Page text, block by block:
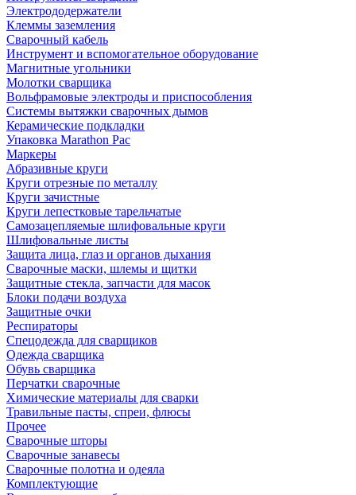
Электрододержатели
Клеммы заземления
Сварочный кабель
Инструмент и вспомогательное оборудование
Магнитные угольники
Молотки сварщика
Вольфрамовые электроды и приспособления
Системы вытяжки сварочных дымов
Керамические подкладки
Упаковка Marathon Pac
Маркеры
Абразивные круги
Круги отрезные по металлу
Круги зачистные
Круги лепестковые тарельчатые
Самозацепляемые шлифовальные круги
Шлифовальные листы
Защита лица, глаз и органов дыхания
Сварочные маски, шлемы и щитки
Защитные стекла, запчасти для масок
Блоки подачи воздуха
Защитные очки
Респираторы
Спецодежда для сварщиков
Одежда сварщика
Обувь сварщика
Перчатки сварочные
Химические материалы для сварки
Травильные пасты, спреи, флюсы
Прочее
Сварочные шторы
Сварочные занавесы
Сварочные полотна и одеяла
Комплектующие